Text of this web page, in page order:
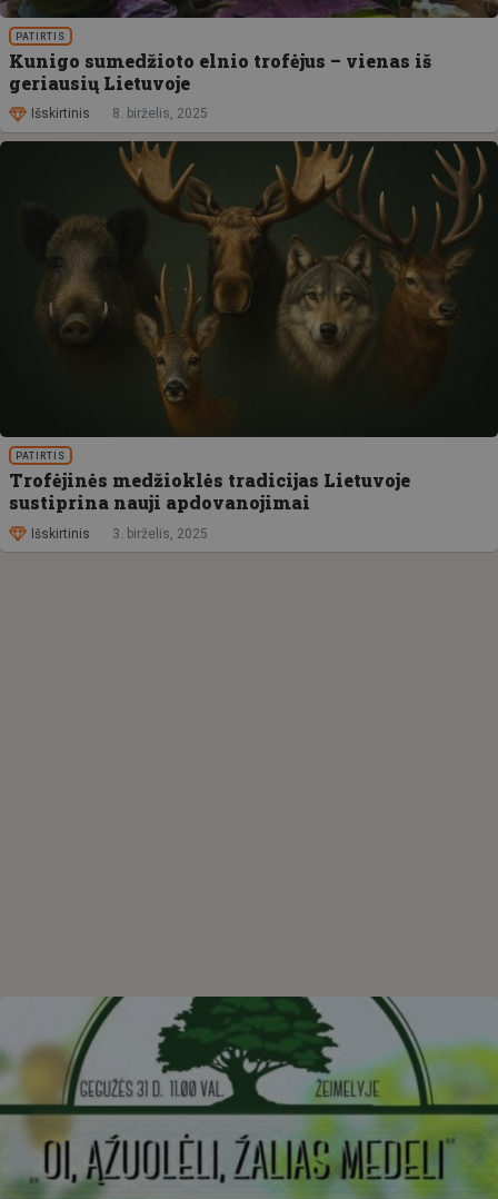
PATIRTIS
Kunigo sumedžioto elnio trofėjus – vienas iš
geriausių Lietuvoje
Išskirtinis 8. birželis, 2025
PATIRTIS
Trofėjinės medžioklės tradicijas Lietuvoje
sustiprina nauji apdovanojimai
Išskirtinis 3. birželis, 2025